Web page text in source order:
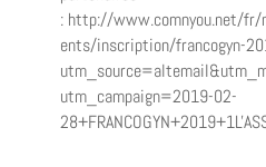
: http://www.comnyou.net/fr/
ents/inscription/francogyn-
utm_campaign=2019-02-